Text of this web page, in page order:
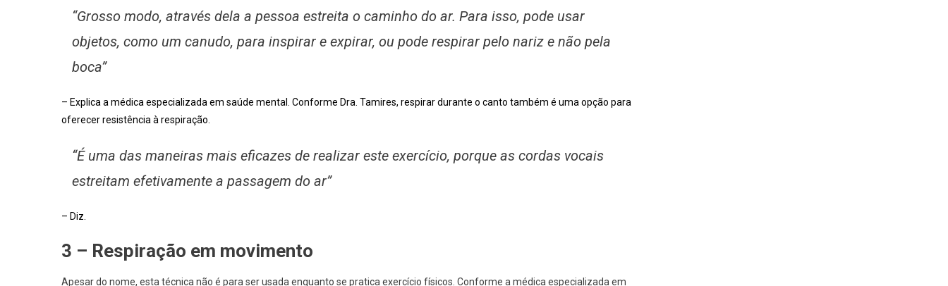
“Grosso modo, através dela a pessoa estreita o caminho do ar. Para isso, pode usar
objetos, como um canudo, para inspirar e expirar, ou pode respirar pelo nariz e não pela
boca”
– Explica a médica especializada em saúde mental. Conforme Dra. Tamires, respirar durante o canto também é uma opção para
oferecer resistência à respiração.
“É uma das maneiras mais eficazes de realizar este exercício, porque as cordas vocais
estreitam efetivamente a passagem do ar”
– Diz.
3 – Respiração em movimento
Apesar do nome, esta técnica não é para ser usada enquanto se pratica exercício físicos. Conforme a médica especializada em